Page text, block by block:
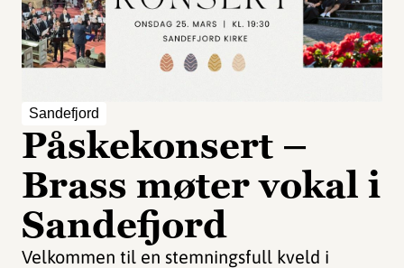
Sandefjord
Påskekonsert –
Brass møter vokal i
Sandefjord
Velkommen til en stemningsfull kveld i